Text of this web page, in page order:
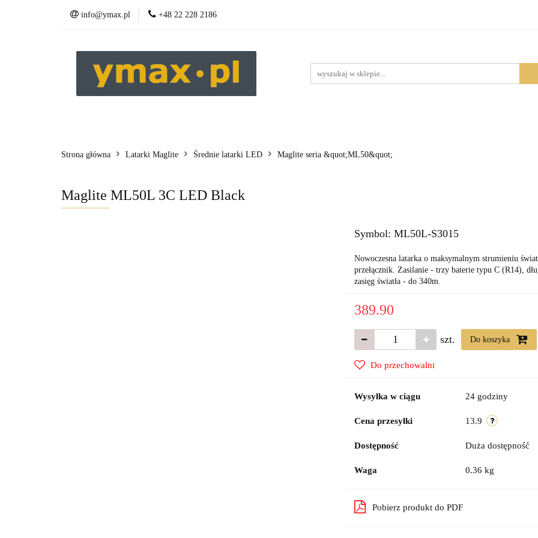
info@ymax.pl +48 22 228 2186
Strona główna Latarki Maglite Średnie latarki LED Maglite seria &quot;ML50&quot;
Maglite ML50L 3C LED Black
Symbol: ML50L-S3015
Nowoczesna latarka o maksymalnym strumieniu
przełącznik. Zasilanie - trzy baterie typu C (R14),
zasięg światła - do 340m.
389.90
szt. Do koszyka
Do przechowalni
Wysyłka w ciągu 24 godziny
Cena przesyłki 13.9
Dostępność Duża dostępność
Waga 0.36 kg
Pobierz produkt do PDF